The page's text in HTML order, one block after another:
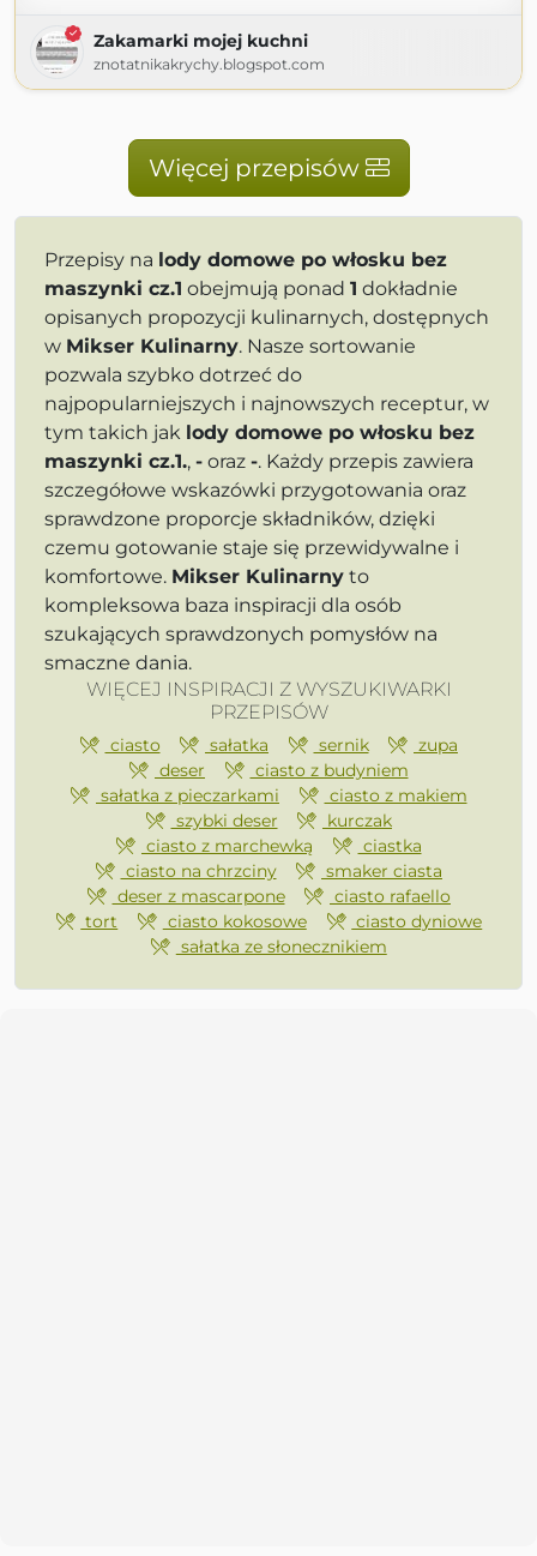
Zakamarki mojej kuchni
znotatnikakrychy.blogspot.com
Więcej przepisów
Przepisy na lody domowe po włosku bez
maszynki cz.1 obejmują ponad 1 dokładnie
opisanych propozycji kulinarnych, dostępnych
w Mikser Kulinarny. Nasze sortowanie
pozwala szybko dotrzeć do
najpopularniejszych i najnowszych receptur, w
tym takich jak lody domowe po włosku bez
maszynki cz.1., - oraz -. Każdy przepis zawiera
szczegółowe wskazówki przygotowania oraz
sprawdzone proporcje składników, dzięki
czemu gotowanie staje się przewidywalne i
komfortowe. Mikser Kulinarny to
kompleksowa baza inspiracji dla osób
szukających sprawdzonych pomysłów na
smaczne dania.
WIĘCEJ INSPIRACJI Z WYSZUKIWARKI
PRZEPISÓW
ciasto sałatka sernik
zupa
deser
ciasto z budyniem
sałatka z pieczarkami
ciasto z makiem
szybki deser
kurczak
ciasto z marchewką
ciastka
ciasto na chrzciny
smaker ciasta
deser z mascarpone
ciasto rafaello
tort
ciasto kokosowe
ciasto dyniowe
sałatka ze słonecznikiem